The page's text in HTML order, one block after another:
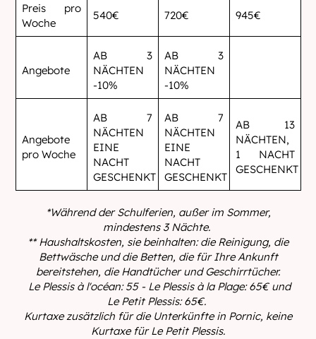
Preis pro
Woche
540€ 720€ 945€
Angebote
AB 3
NÄCHTEN
-10%
AB 3
NÄCHTEN
-10%
Angebote
pro Woche
AB 7
NÄCHTEN
EINE
NACHT
GESCHENKT
AB 7
NÄCHTEN
EINE
NACHT
GESCHENKT
AB 13
NÄCHTEN,
1 NACHT
GESCHENKT
*Während der Schulferien, außer im Sommer,
mindestens 3 Nächte.
** Haushaltskosten, sie beinhalten: die Reinigung, die
Bettwäsche und die Betten, die für Ihre Ankunft
bereitstehen, die Handtücher und Geschirrtücher.
Le Plessis à l'océan: 55 - Le Plessis à la Plage: 65€ und
Le Petit Plessis: 65€.
Kurtaxe zusätzlich für die Unterkünfte in Pornic, keine
Kurtaxe für Le Petit Plessis.